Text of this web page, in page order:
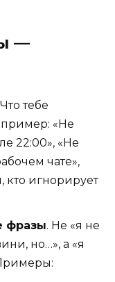
—
тебе
«Не
22:00», «Не
чате»,
кто игнорирует
фразы. Не «я не
но…», а «я